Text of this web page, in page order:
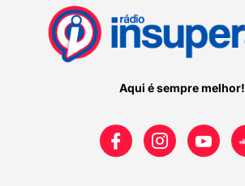
Aqui é sempre melhor!